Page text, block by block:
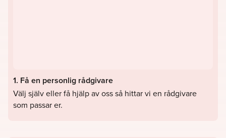
1. Få en personlig rådgivare
Välj själv eller få hjälp av oss så hittar vi en rådgivare
som passar er.